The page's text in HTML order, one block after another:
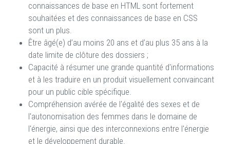
connaissances de base en HTML sont fortement
souhaitées et des connaissances de base en CSS
sont un plus.
Être âgé(e) d’au moins 20 ans et d’au plus 35 ans à la
date limite de clôture des dossiers ;
Capacité à résumer une grande quantité d'informations
et à les traduire en un produit visuellement convaincant
pour un public cible spécifique.
Compréhension avérée de l'égalité des sexes et de
l'autonomisation des femmes dans le domaine de
l'énergie, ainsi que des interconnexions entre l'énergie
et le développement durable.